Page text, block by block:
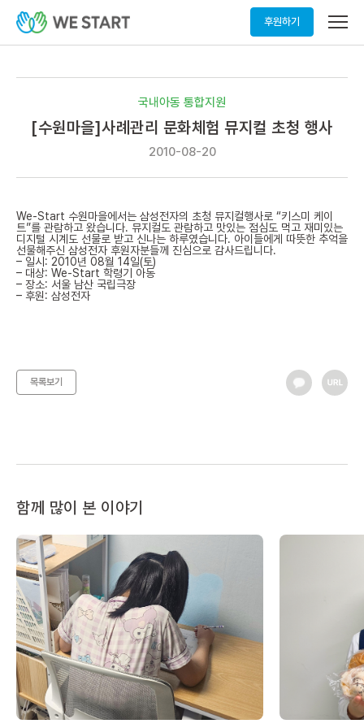
후원하기
메
열
국내아동 통합지원
[수원마을]사례관리 문화체험 뮤지컬 초청 행사
2010-08-20
We-Start 수원마을에서는 삼성전자의 초청 뮤지컬행사로 “키스미 케이
트”를 관람하고 왔습니다. 뮤지컬도 관람하고 맛있는 점심도 먹고 재미있는
디지털 시계도 선물로 받고 신나는 하루였습니다. 아이들에게 따뜻한 추억을
선물해주신 삼성전자 후원자분들께 진심으로 감사드립니다.
– 일시: 2010년 08월 14일(토)
– 대상: We-Start 학령기 아동
– 장소: 서울 남산 국립극장
– 후원: 삼성전자
목록보기
함께 많이 본 이야기